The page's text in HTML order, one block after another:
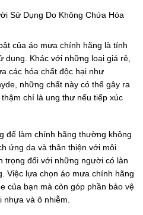
Sử Dụng Do Không Chứa Hóa
của áo mưa chính hãng là tính
Khác với những loại giá rẻ,
các hóa chất độc hại như
những chất này có thể gây ra
chí là ung thư nếu tiếp xúc
để làm chính hãng thường không
ứng da và thân thiện với môi
trọng đối với những người có làn
Việc lựa chọn áo mưa chính hãng
của bạn mà còn góp phần bảo vệ
và ô nhiễm.